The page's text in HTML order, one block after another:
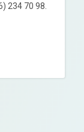
234 70 98.